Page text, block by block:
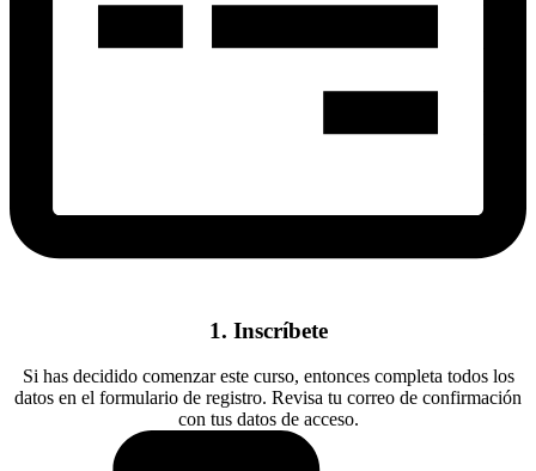
1. Inscríbete
Si has decidido comenzar este curso, entonces completa todos los
datos en el formulario de registro. Revisa tu correo de confirmación
con tus datos de acceso.